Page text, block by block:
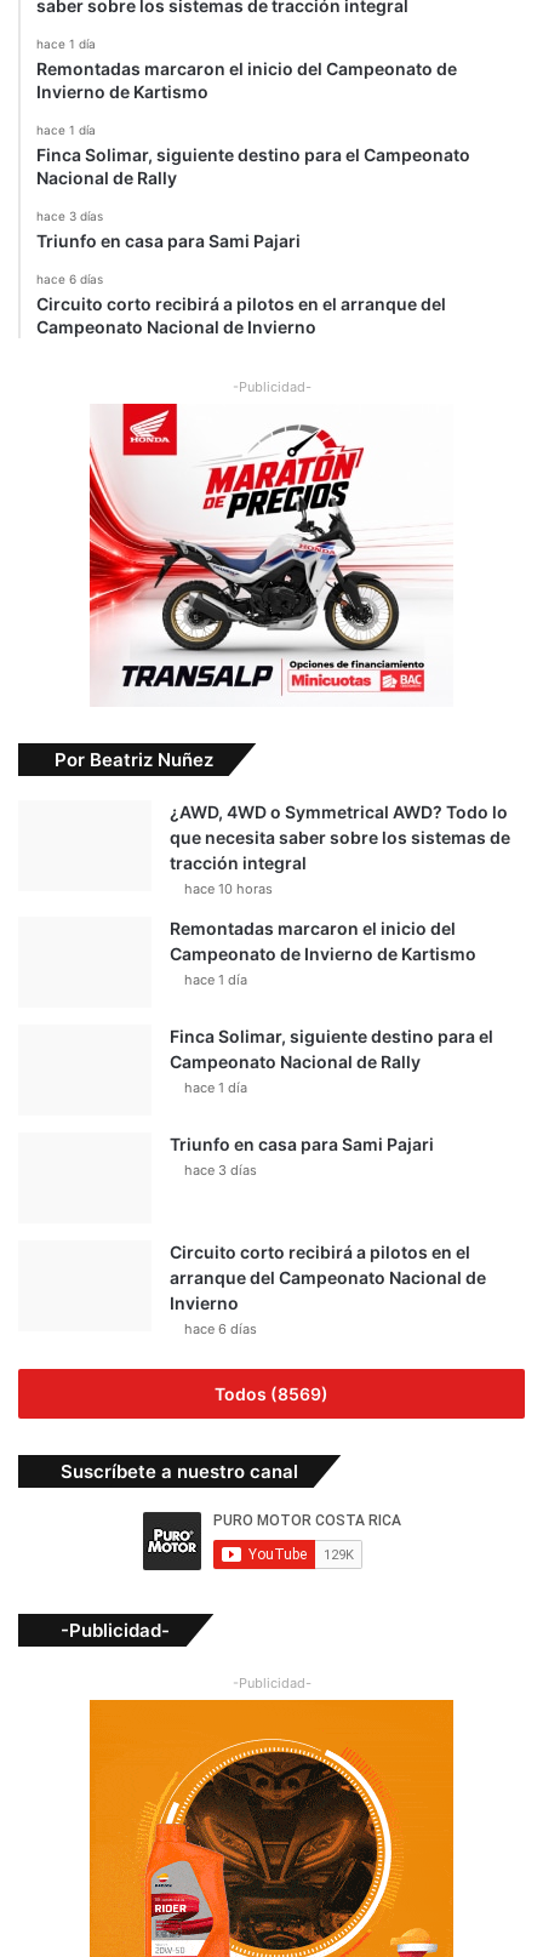
saber sobre los sistemas de tracción integral
hace 1 día
Remontadas marcaron el inicio del Campeonato de
Invierno de Kartismo
hace 1 día
Finca Solimar, siguiente destino para el Campeonato
Nacional de Rally
hace 3 días
Triunfo en casa para Sami Pajari
hace 6 días
Circuito corto recibirá a pilotos en el arranque del
Campeonato Nacional de Invierno
-Publicidad-
Por Beatriz Nuñez
¿AWD, 4WD o Symmetrical AWD? Todo lo
que necesita saber sobre los sistemas de
tracción integral
hace 10 horas
Remontadas marcaron el inicio del
Campeonato de Invierno de Kartismo
hace 1 día
Finca Solimar, siguiente destino para el
Campeonato Nacional de Rally
hace 1 día
Triunfo en casa para Sami Pajari
hace 3 días
Circuito corto recibirá a pilotos en el
arranque del Campeonato Nacional de
Invierno
hace 6 días
Todos (8569)
Suscríbete a nuestro canal
-Publicidad-
-Publicidad-